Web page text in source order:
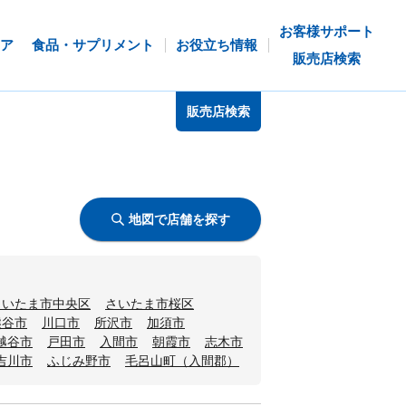
食品・サプリメント お役立ち情報
お客様サポート
販売店検索
販売店検索
地図で店舗を探す
いたま市中央区
さいたま市桜区
市 川口市 所沢市
加須市
谷市 戸田市 入間市 朝霞市
志木市
川市 ふじみ野市 毛呂山町（入間郡）